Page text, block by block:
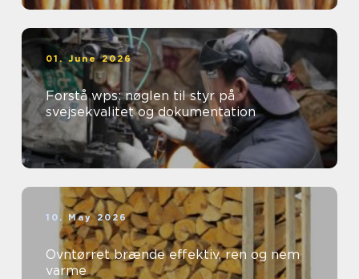
01. June 2026
Forstå wps: nøglen til styr på
svejsekvalitet og dokumentation
10. May 2026
Ovntørret brænde effektiv, ren og nem
varme